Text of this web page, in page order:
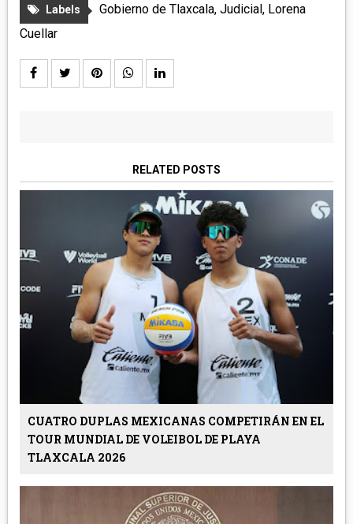
Labels Gobierno de Tlaxcala, Judicial, Lorena
Cuellar
RELATED POSTS
CUATRO DUPLAS MEXICANAS COMPETIRÁN EN EL
TOUR MUNDIAL DE VOLEIBOL DE PLAYA
TLAXCALA 2026